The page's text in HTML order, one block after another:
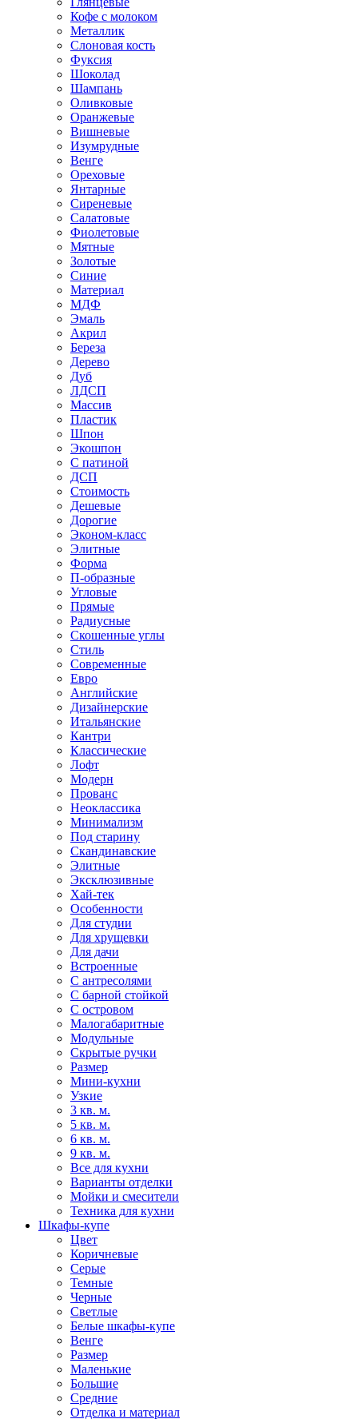
Кофе с молоком
Металлик
Слоновая кость
Фуксия
Шоколад
Шампань
Оливковые
Оранжевые
Вишневые
Изумрудные
Венге
Ореховые
Янтарные
Сиреневые
Салатовые
Фиолетовые
Мятные
Золотые
Синие
Материал
МДФ
Эмаль
Акрил
Береза
Дерево
Дуб
ЛДСП
Массив
Пластик
Шпон
Экошпон
С патиной
ДСП
Стоимость
Дешевые
Дорогие
Эконом-класс
Элитные
Форма
П-образные
Угловые
Прямые
Радиусные
Скошенные углы
Стиль
Современные
Евро
Английские
Дизайнерские
Итальянские
Кантри
Классические
Лофт
Модерн
Прованс
Неоклассика
Минимализм
Под старину
Скандинавские
Элитные
Эксклюзивные
Хай-тек
Особенности
Для студии
Для хрущевки
Для дачи
Встроенные
С антресолями
С барной стойкой
С островом
Малогабаритные
Модульные
Скрытые ручки
Размер
Мини-кухни
Узкие
3 кв. м.
5 кв. м.
6 кв. м.
9 кв. м.
Все для кухни
Варианты отделки
Мойки и смесители
Техника для кухни
Шкафы-купе
Цвет
Коричневые
Серые
Темные
Черные
Светлые
Белые шкафы-купе
Венге
Размер
Маленькие
Большие
Средние
Отделка и материал